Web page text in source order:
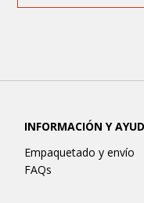
INFORMACIÓN Y
Empaquetado y envío
FAQs